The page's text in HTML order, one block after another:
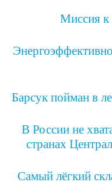
Миссия к
Барсук пойман в
В России не
странах
Самый лёгкий